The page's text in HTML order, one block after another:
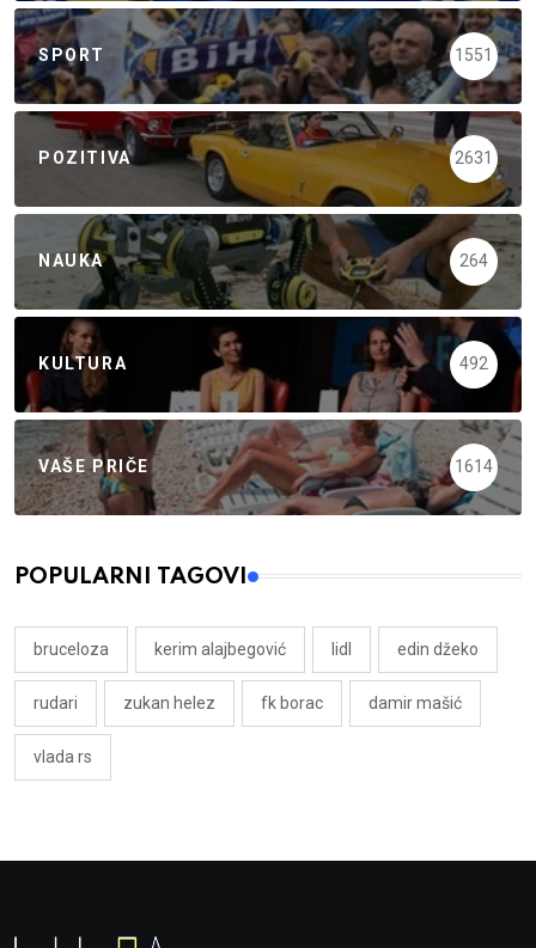
SPORT 1551
POZITIVA 2631
NAUKA 264
KULTURA 492
VAŠE PRIČE 1614
POPULARNI TAGOVI
bruceloza kerim alajbegović lidl edin džeko
rudari zukan helez fk borac damir mašić
vlada rs